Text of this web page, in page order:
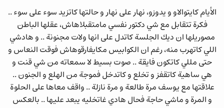
الأيام كايتوالاو و يدوزو، نهار على نهار و حالتها كاتزيد سوء على سوء ..
فكرة تتقابل مع شي دكتور نفسي مامتقبلاهاش، عقلها الباطن
مصوريلها ان ديك الجلسة كاتدل على انها ولات مجنونة .. و هادشي
اللي كاتهرب منه، رغم ان الكوابيس مكايفارقوهاش فوقت النعاس و
حتى مللي كاتكون فايقة .. صوت بسيط لا سمعاته من شي قنت و
هي ساهية كاتقفز و تخلع و كاتدخل فموجة من الهلع و الجنون ..
علاقتها مع يوسف مرة طالعة و مرة نازلة .. واقف معاها على الحلوة
و المرة و ماشي حاجة فحال هادي غاتخليه يبعد عليها .. بالعكس